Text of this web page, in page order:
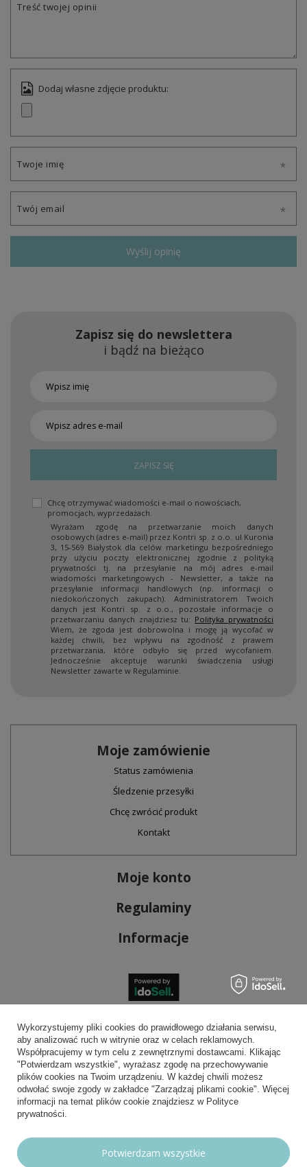
Treść twojej opinii
Dodaj własne zdjęcie produktu:
Twoje imię
Twój email
Wyślij opinię
Zapisz się do newslettera
i bądź na bieżąco
ZAPISZ SIĘ
Chcę otrzymywać wiadomości e-mail o nowościach,
promocjach, wyprzedażach.
Wyrażam zgodę na przetwarzanie moich danych
osobowych (adres e-mail) przez Kontri sp. z o.o. ul Kuronia
3, 15-569 Białystok dla celów marketingu bezpośredniego
przy użyciu poczty elektronicznej zgodnie z polityką
prywatności tj. na przesyłanie na mój adres e-mail
wiadomości marketingowych - Newsletter, a także na
przesyłanie informacji handlowych (np. informacji o
niedokończonych zakupach). Administratorem Twoich
danych jest Kontri sp. z o.o., pozostałe informacje o
przetwarzaniu danych znajdziesz tu: Polityka prywatności
Wiem, że zgoda jest dobrowolna i mogę ją wycofać w
każdej chwili, bez wpływu na zgodność z prawem
przetwarzania, które odbyło się przed wycofaniem.
Jednocześnie akceptuje warunki świadczenia usługi
Newsletter zawarte w Regulaminie.
Moje zamówienie
Status zamówienia
Śledzenie przesyłki
Chcę zwrócić produkt
Kontakt
Moje konto
Regulaminy
Informacje
Bezpieczne płatności
Wygodna dostawa
Możesz nam zaufać
Wykorzystujemy pliki cookies do prawidłowego działania serwisu,
aby analizować ruch w witrynie oraz w celach reklamowych.
Współpracujemy w tym celu z zewnętrznymi dostawcami. Klikając
"Potwierdzam wszystkie", wyrażasz zgodę na przechowywanie
plików cookies na Twoim urządzeniu. W każdej chwili możesz
odwołać swoje zgody w zakładce "Zarządzaj plikami cookie". Więcej
informacji na temat plików cookie znajdziesz w Polityce
prywatności.
Potwierdzam wszystkie